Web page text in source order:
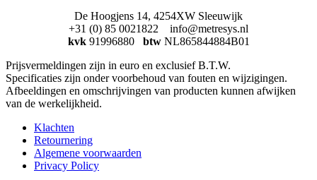
De Hoogjens 14, 4254XW Sleeuwijk
+31 (0) 85 0021822 info@metresys.nl
kvk 91996880 btw NL865844884B01
Prijsvermeldingen zijn in euro en exclusief B.T.W.
Specificaties zijn onder voorbehoud van fouten en wijzigingen.
Afbeeldingen en omschrijvingen van producten kunnen afwijken
van de werkelijkheid.
Klachten
Retournering
Algemene voorwaarden
Privacy Policy